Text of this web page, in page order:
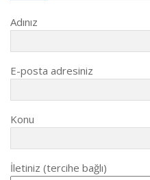
Adınız
E-posta adresiniz
Konu
İletiniz (tercihe bağlı)